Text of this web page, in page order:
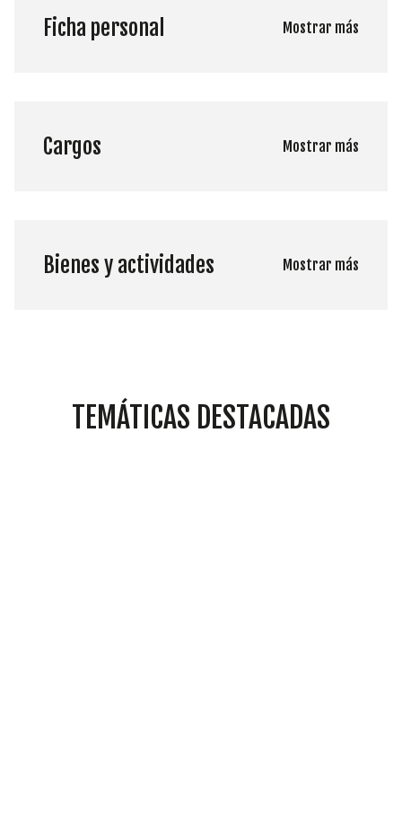
Ficha personal Mostrar más
Cargos Mostrar más
Bienes y actividades Mostrar más
TEMÁTICAS DESTACADAS